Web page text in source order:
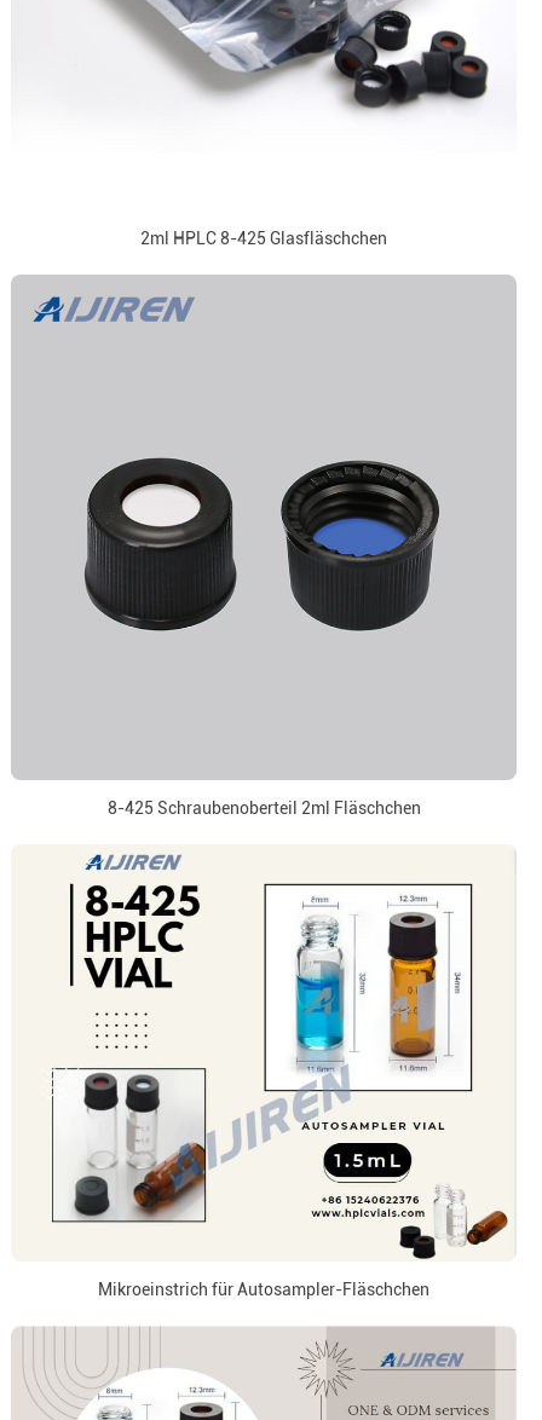
2ml HPLC 8-425 Glasfläschchen
8-425 Schraubenoberteil 2ml Fläschchen
Mikroeinstrich für Autosampler-Fläschchen